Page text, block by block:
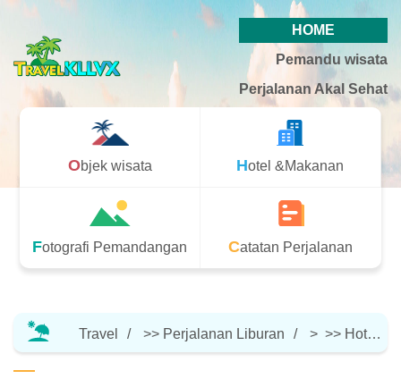
HOME
Pemandu wisata
Perjalanan Akal Sehat
Objek wisata Hotel &Makanan
Fotografi Pemandangan Catatan Perjalanan
Travel >> Perjalanan Liburan > >> Hotel &Makanan